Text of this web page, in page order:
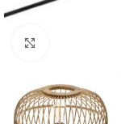
Click to